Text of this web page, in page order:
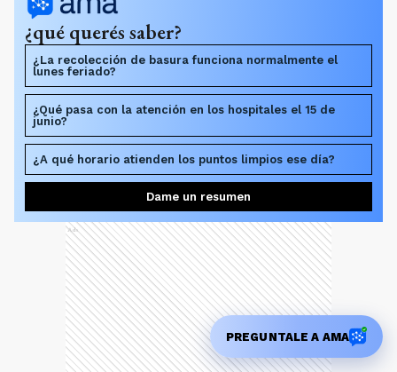
¿qué querés saber?
¿La recolección de basura funciona normalmente el
lunes feriado?
¿Qué pasa con la atención en los hospitales el 15 de
junio?
¿A qué horario atienden los puntos limpios ese día?
Dame un resumen
Ads
PREGUNTALE A AMA